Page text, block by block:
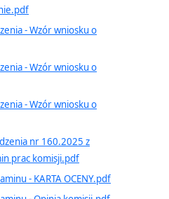
- Wzór wniosku o
- Wzór wniosku o
- Wzór wniosku o
nr 160.2025 z
prac komisji.pdf
- KARTA OCENY.pdf